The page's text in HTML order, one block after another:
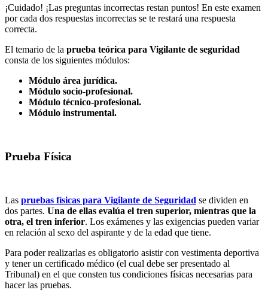
¡Cuidado! ¡Las preguntas incorrectas restan puntos! En este examen
por cada dos respuestas incorrectas se te restará una respuesta
correcta.
El temario de la prueba teórica para Vigilante de seguridad
consta de los siguientes módulos:
Módulo área jurídica.
Módulo socio-profesional.
Módulo técnico-profesional.
Módulo instrumental.
Prueba Física
Las pruebas físicas para Vigilante de Seguridad se dividen en
dos partes. Una de ellas evalúa el tren superior, mientras que la
otra, el tren inferior. Los exámenes y las exigencias pueden variar
en relación al sexo del aspirante y de la edad que tiene.
Para poder realizarlas es obligatorio asistir con vestimenta deportiva
y tener un certificado médico (el cual debe ser presentado al
Tribunal) en el que consten tus condiciones físicas necesarias para
hacer las pruebas.